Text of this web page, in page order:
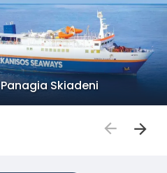
Panagia Skiadeni